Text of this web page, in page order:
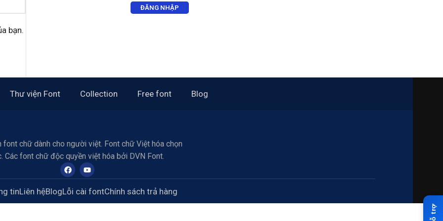
bạn.
ĐĂNG NHẬP
Thư viện Font Collection Free font Blog
font chữ dành cho người việt. Font chữ Việt hóa chọn
Các font chữ độc quyền việt hóa bởi DVN Font.
tinLiên hệBlogLỗi cài fontChính sách trả hàng